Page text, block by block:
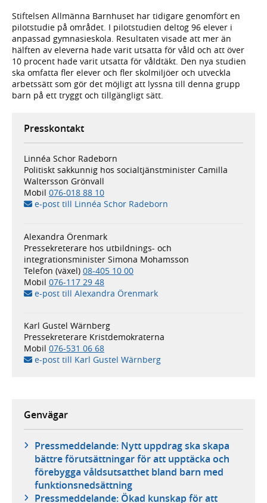
Stiftelsen Allmänna Barnhuset har tidigare genomfört en
pilotstudie på området. I pilotstudien deltog 96 elever i
anpassad gymnasieskola. Resultaten visade att mer än
hälften av eleverna hade varit utsatta för våld och att över
10 procent hade varit utsatta för våldtäkt. Den nya studien
ska omfatta fler elever och fler skolmiljöer och utveckla
arbetssätt som gör det möjligt att lyssna till denna grupp
barn på ett tryggt och tillgängligt sätt.
Presskontakt
Linnéa Schor Radeborn
Politiskt sakkunnig hos socialtjänstminister Camilla
Waltersson Grönvall
Mobil 076-018 88 10
e-post till Linnéa Schor Radeborn
Alexandra Örenmark
Pressekreterare hos utbildnings- och
integrationsminister Simona Mohamsson
Telefon (växel) 08-405 10 00
Mobil 076-117 29 48
e-post till Alexandra Örenmark
Karl Gustel Wärnberg
Pressekreterare Kristdemokraterna
Mobil 076-531 06 68
e-post till Karl Gustel Wärnberg
Genvägar
Pressmeddelande: Nytt uppdrag ska skapa
bättre förutsättningar för att upptäcka och
förebygga våldsutsatthet bland barn med
funktionsnedsättning
Pressmeddelande: Ökad kunskap för att